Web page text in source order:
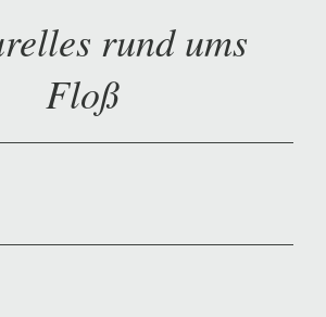
rund ums
Floß